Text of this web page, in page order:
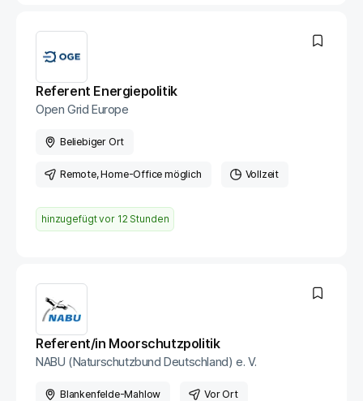
Referent Energiepolitik
Open Grid Europe
Beliebiger Ort
Remote, Home-Office möglich Vollzeit
hinzugefügt vor 12 Stunden
Referent/in Moorschutzpolitik
NABU (Naturschutzbund Deutschland) e. V.
Blankenfelde-Mahlow Vor Ort